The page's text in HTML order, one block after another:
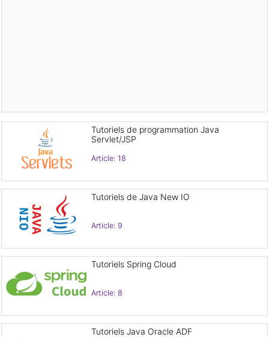
Tutoriels de programmation Java
Servlet/JSP
Article: 18
Tutoriels de Java New IO
Article: 9
Tutoriels Spring Cloud
Article: 8
Tutoriels Java Oracle ADF